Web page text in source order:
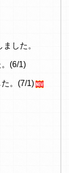
した。
(6/1)
。(7/1)